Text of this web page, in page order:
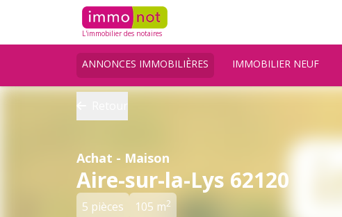
L'immobilier des notaires
ANNONCES IMMOBILIÈRES IMMOBILIER NEUF
Achat - Maison
Aire-sur-la-Lys 62120
5 pièces 105 m2